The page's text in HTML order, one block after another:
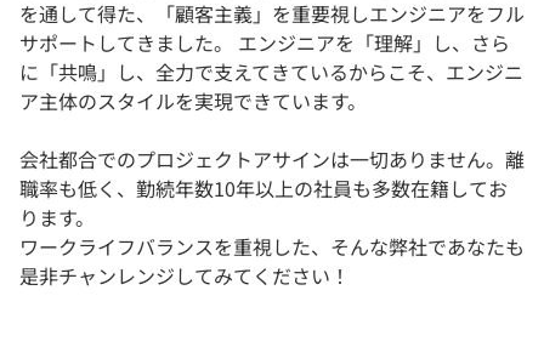
を通して得た、「顧客主義」を重要視しエンジニアをフル
サポートしてきました。 エンジニアを「理解」し、さら
に「共鳴」し、全力で支えてきているからこそ、エンジニ
ア主体のスタイルを実現できています。
会社都合でのプロジェクトアサインは一切ありません。離
職率も低く、勤続年数10年以上の社員も多数在籍してお
ります。
ワークライフバランスを重視した、そんな弊社であなたも
是非チャンレンジしてみてください！